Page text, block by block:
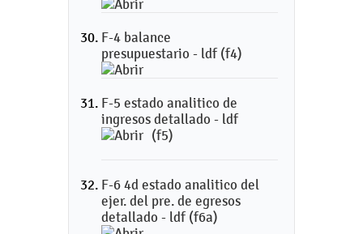
F-4 balance
presupuestario - ldf (f4)
F-5 estado analitico de
ingresos detallado - ldf
(f5)
F-6 4d estado analitico del
ejer. del pre. de egresos
detallado - ldf (f6a)